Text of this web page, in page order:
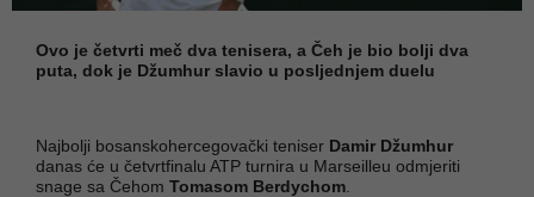
Ovo je četvrti meč dva tenisera, a Čeh je bio bolji dva
puta, dok je Džumhur slavio u posljednjem duelu
Najbolji bosanskohercegovački teniser Damir Džumhur
danas će u četvrtfinalu ATP turnira u Marseilleu odmjeriti
snage sa Čehom Tomasom Berdychom